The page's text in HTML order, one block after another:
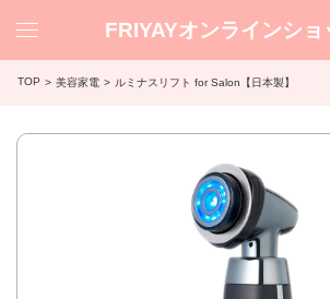
FRIYAYオンラインショ
TOP 美容家電 ルミナスリフト for Salon【日本製】